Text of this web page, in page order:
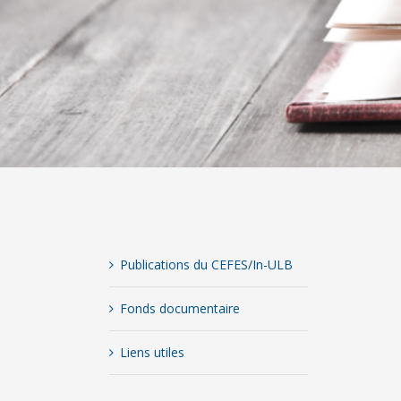
Publications du CEFES/In-ULB
Fonds documentaire
Liens utiles